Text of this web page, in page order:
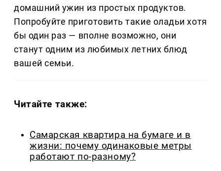
домашний ужин из простых продуктов.
Попробуйте приготовить такие оладьи хотя
бы один раз — вполне возможно, они
станут одним из любимых летних блюд
вашей семьи.
Читайте также:
Самарская квартира на бумаге и в
жизни: почему одинаковые метры
работают по-разному?